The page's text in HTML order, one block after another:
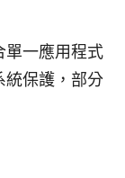
單一應用程式
統保護，部分